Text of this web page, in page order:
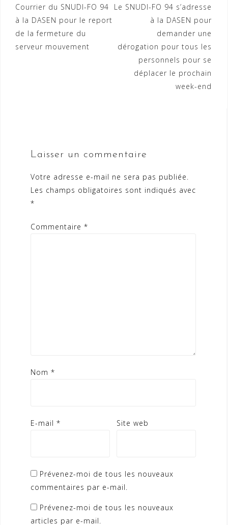
Navigation
de
l’article
Courrier du SNUDI-FO 94
à la DASEN pour le report
de la fermeture du
serveur mouvement
Le SNUDI-FO 94 s’adresse
à la DASEN pour
demander une
dérogation pour tous les
personnels pour se
déplacer le prochain
week-end
Laisser un commentaire
Votre adresse e-mail ne sera pas publiée.
Les champs obligatoires sont indiqués avec
*
Commentaire *
Nom *
E-mail * Site web
Prévenez-moi de tous les nouveaux
commentaires par e-mail.
Prévenez-moi de tous les nouveaux
articles par e-mail.